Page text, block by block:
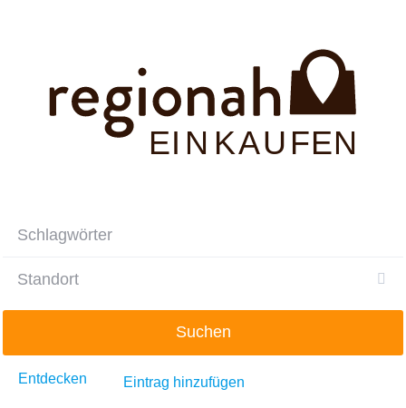
E INKAUFEN
Suchen
Entdecken Eintrag hinzufügen